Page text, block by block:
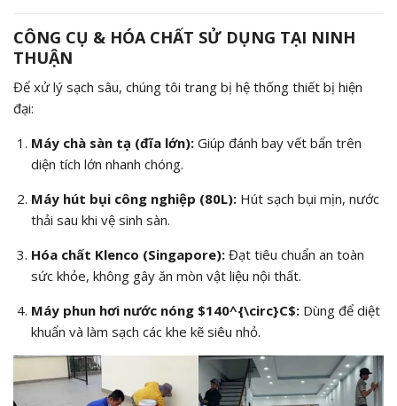
CÔNG CỤ & HÓA CHẤT SỬ DỤNG TẠI NINH
THUẬN
Để xử lý sạch sâu, chúng tôi trang bị hệ thống thiết bị hiện
đại:
Máy chà sàn tạ (đĩa lớn):Giúp đánh bay vết bẩn trên
diện tích lớn nhanh chóng.
Máy hút bụi công nghiệp (80L):Hút sạch bụi mịn, nước
thải sau khi vệ sinh sàn.
Hóa chất Klenco (Singapore):Đạt tiêu chuẩn an toàn
sức khỏe, không gây ăn mòn vật liệu nội thất.
Máy phun hơi nước nóng $140^{\circ}C$:Dùng để diệt
khuẩn và làm sạch các khe kẽ siêu nhỏ.